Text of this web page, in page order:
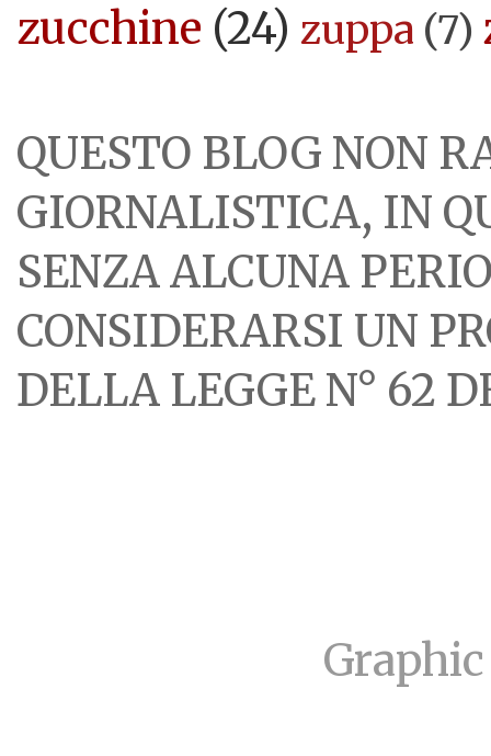
zucchine (24) zuppa (7)
QUESTO BLOG NON
GIORNALISTICA, IN
SENZA ALCUNA
CONSIDERARSI UN
DELLA LEGGE N° 62